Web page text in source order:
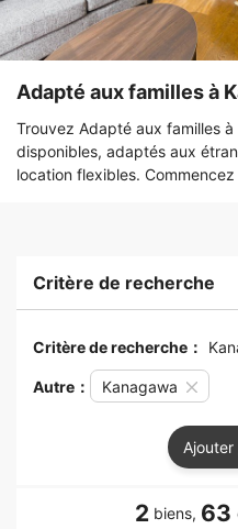
Adapté aux familles à
Trouvez Adapté aux familles
disponibles, adaptés aux
location flexibles.
Critère de recherche
Critère de recherche：
Autre： Kanagawa
2 biens, 63